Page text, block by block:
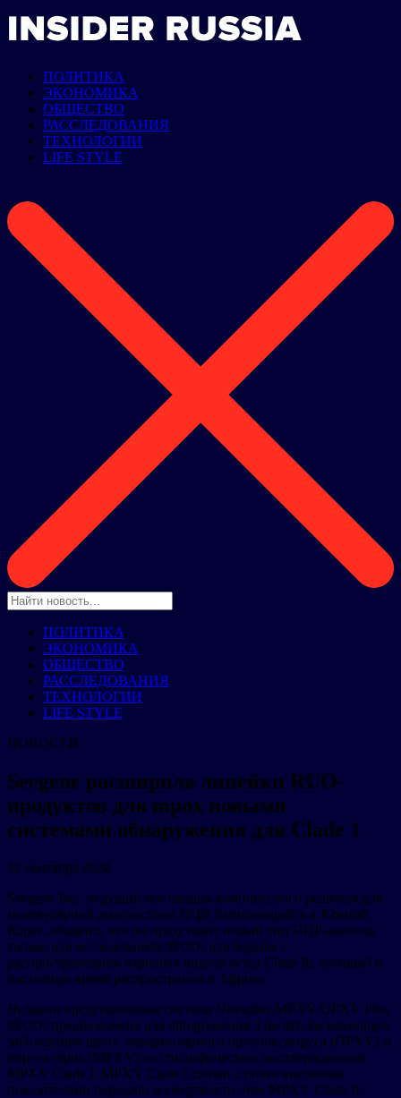
ПОЛИТИКА
ЭКОНОМИКА
ОБЩЕСТВО
РАССЛЕДОВАНИЯ
ТЕХНОЛОГИИ
LIFE STYLE
ПОЛИТИКА
ЭКОНОМИКА
ОБЩЕСТВО
РАССЛЕДОВАНИЯ
ТЕХНОЛОГИИ
LIFE STYLE
НОВОСТИ
Seegene расширила линейки RUO-
продуктов для mpox новыми
системами обнаружения для Clade 1
12 сентября 2024
Seegene Inc., ведущий поставщик комплексного решения для
молекулярной диагностики ПЦР, базирующийся в Южной
Корее, объявил, что он представит новый тип ПЦР-анализа
только для исследований (RUO) для борьбы с
распространением варианта вируса оспы Clade Ib, который в
настоящее время распространен в Африке.
Недавно представленная система Novaplex MPXV/OPXV Plus
(RUO) предназначена для обнаружения 3 целей, вызывающих
заболевание mpox: невариолярного ортопоксвируса (OPXV) и
вируса mpox (MPXV) со специфическим подтверждением
MPXV Clade I. MPXV Clade I связан с более высокими
показателями передачи и смертности, чем MPXV Clade II.